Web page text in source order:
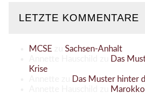
LETZTE KOMMENTARE
MCSE
Sachsen-Anhalt
Das
Krise
Das Muster hinter